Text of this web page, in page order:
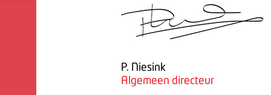
P. Niesink
Algemeen directeur